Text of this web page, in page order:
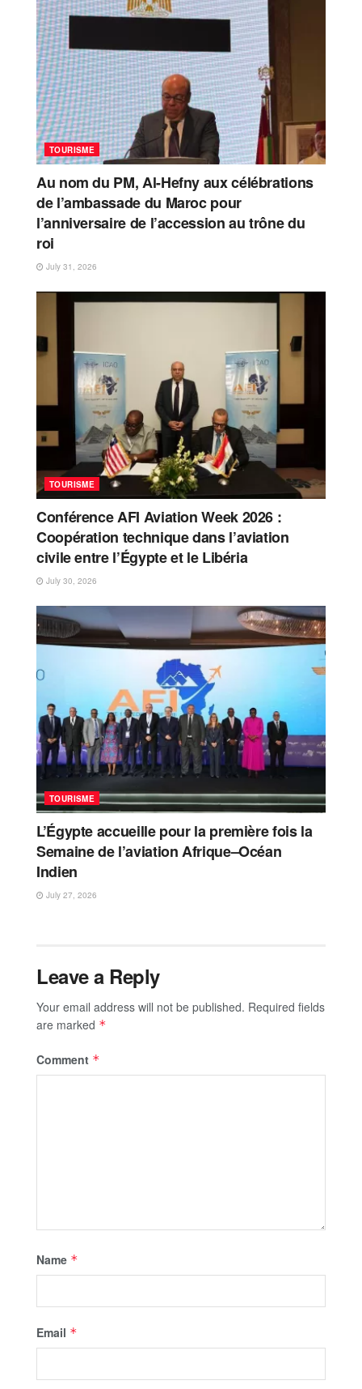
TOURISME
Au nom du PM, Al-Hefny aux célébrations
de l’ambassade du Maroc pour
l’anniversaire de l’accession au trône du
roi
July 31, 2026
TOURISME
Conférence AFI Aviation Week 2026 :
Coopération technique dans l’aviation
civile entre l’Égypte et le Libéria
July 30, 2026
TOURISME
L’Égypte accueille pour la première fois la
Semaine de l’aviation Afrique–Océan
Indien
July 27, 2026
Leave a Reply
Your email address will not be published. Required fields
are marked *
Comment *
Name *
Email *